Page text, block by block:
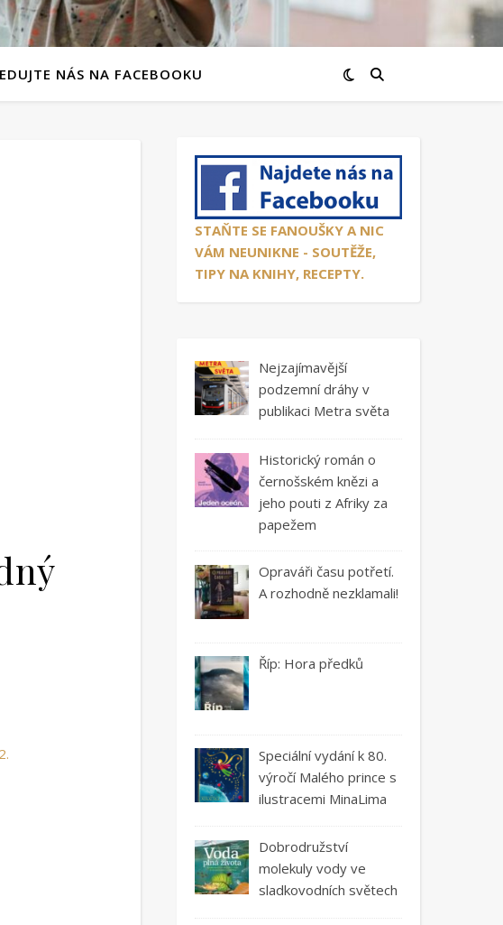
NÁS NA FACEBOOKU
STAŇTE SE FANOUŠKY A NIC
VÁM NEUNIKNE - SOUTĚŽE,
TIPY NA KNIHY, RECEPTY.
Nejzajímavější
podzemní dráhy v
publikaci Metra světa
Historický román o
černošském knězi a
jeho pouti z Afriky za
papežem
Opraváři času potřetí.
A rozhodně nezklamali!
Říp: Hora předků
Speciální vydání k 80.
výročí Malého prince s
ilustracemi MinaLima
Dobrodružství
molekuly vody ve
sladkovodních světech